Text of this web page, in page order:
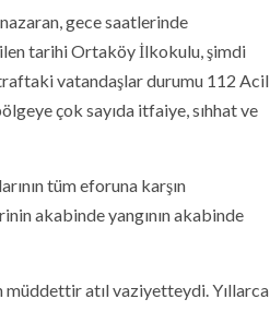
gece saatlerinde
tarihi Ortaköy İlkokulu, şimdi
vatandaşlar durumu 112 Acil
çok sayıda itfaiye, sıhhat ve
tüm eforuna karşın
akabinde yangının akabinde
müddettir atıl vaziyetteydi. Yıllarca